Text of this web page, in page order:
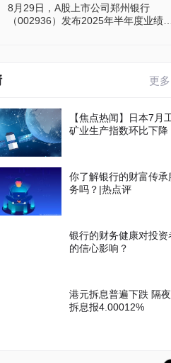
8月29日，A股上市公司郑州银行
（002936）发布2025年半年度业绩
更多
【焦点热闻】日本7月
矿业生产指数环比下降
你了解银行的财富传承
务吗？|热点评
银行的财务健康对投资
的信心影响？
港元拆息普遍下跌 隔夜
拆息报4.00012%